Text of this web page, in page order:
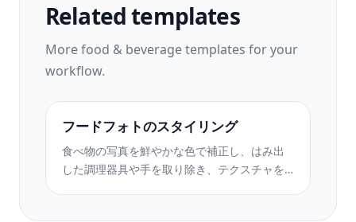
Related templates
Morefood & beveragetemplates for your
workflow.
フードフォトのスタイリング
食べ物の写真を鮮やかな色で補正し、はみ出
した調理器具や手を取り除き、テクスチャを